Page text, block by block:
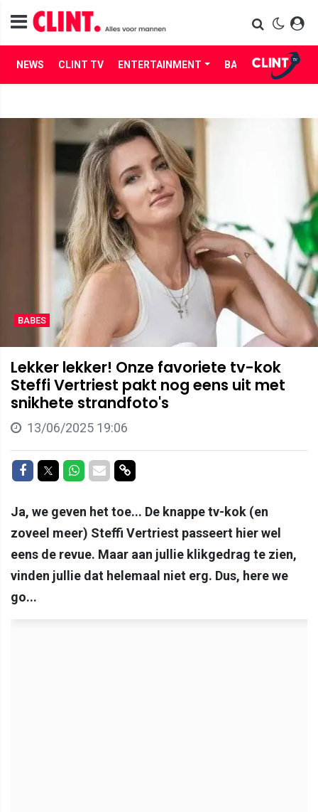
NEWS CLINT TV ENTERTAINMENT BABES LIFE
BABES
Lekker lekker! Onze favoriete tv-kok
Steffi Vertriest pakt nog eens uit met
snikhete strandfoto's
13/06/2025 19:06
Delen op Facebook
Delen op Twitter
Delen op Whatsapp
Delen via Mail
Delen via link
Ja, we geven het toe... De knappe tv-kok (en
zoveel meer) Steffi Vertriest passeert hier wel
eens de revue. Maar aan jullie klikgedrag te zien,
vinden jullie dat helemaal niet erg. Dus, here we
go...